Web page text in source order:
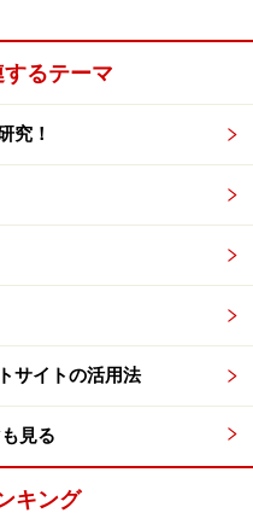
（2026/8/31まで）を実施
円分プレゼント
ター企画に参加が可能に
るテーマ
究！
サイトの活用法
見る
キング